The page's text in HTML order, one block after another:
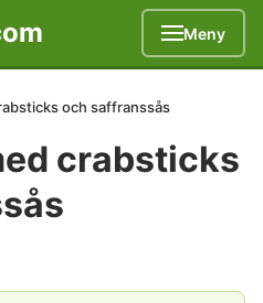
Meny
och saffranssås
crabsticks